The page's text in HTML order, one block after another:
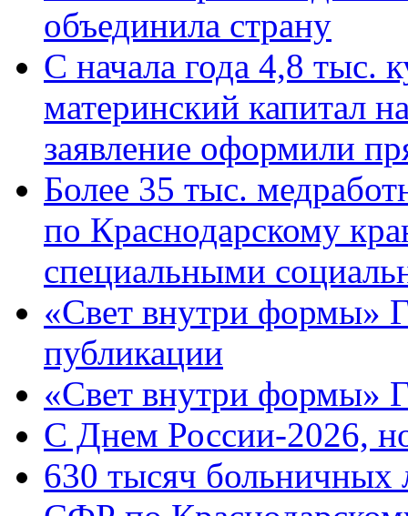
объединила страну
С начала года 4,8 тыс.
материнский капитал
заявление оформили
Более 35 тыс.
по Краснодарскому
специальными
«Свет внутри формы»
публикации
«Свет внутри формы»
C Днем России-2026,
630 тысяч больничных